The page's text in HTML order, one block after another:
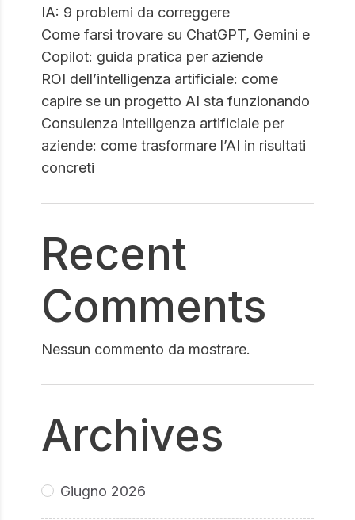
IA: 9 problemi da correggere
Come farsi trovare su ChatGPT, Gemini e
Copilot: guida pratica per aziende
ROI dell’intelligenza artificiale: come
capire se un progetto AI sta funzionando
Consulenza intelligenza artificiale per
aziende: come trasformare l’AI in risultati
concreti
Recent
Comments
Nessun commento da mostrare.
Archives
Giugno 2026